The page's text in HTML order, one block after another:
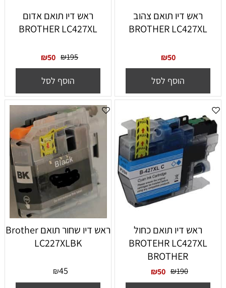
ראש דיו תואם צהוב
BROTHER LC427XL
₪50
הוסף לסל
ראש דיו תואם אדום
BROTHER LC427XL
₪195
₪50
הוסף לסל
ראש דיו תואם כחול
BROTEHR LC427XL
BROTHER
₪190
₪50
‏ראש דיו ‏שחור תואם Brother
LC227XLBK
₪45